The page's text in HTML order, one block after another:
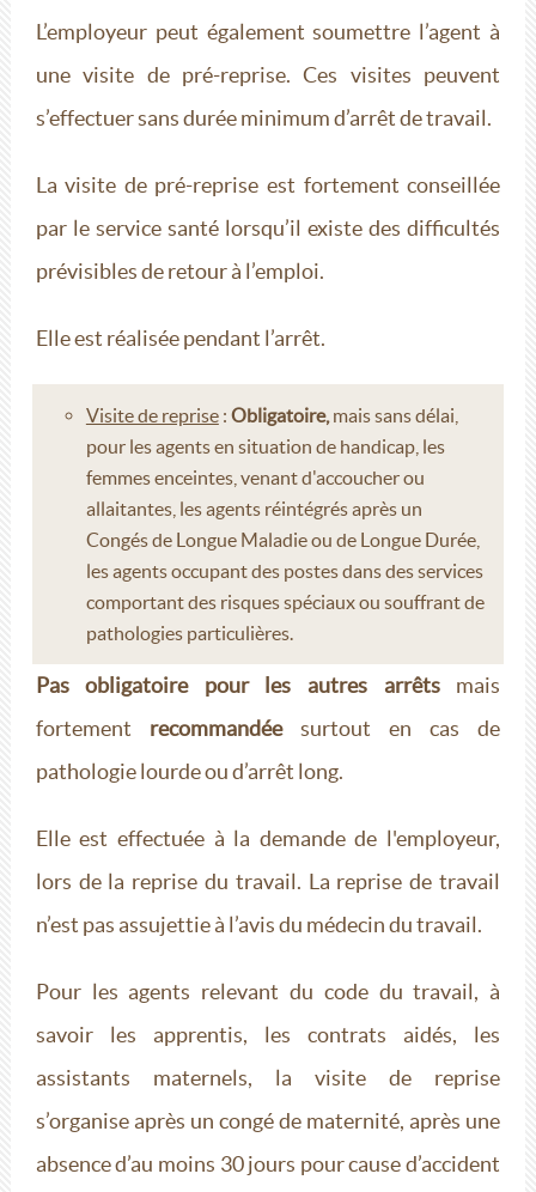
L’employeur peut également soumettre l’agent à
une visite de pré-reprise. Ces visites peuvent
s’effectuer sans durée minimum d’arrêt de travail.
La visite de pré-reprise est fortement conseillée
par le service santé lorsqu’il existe des difficultés
prévisibles de retour à l’emploi.
Elle est réalisée pendant l’arrêt.
Visite de reprise: Obligatoire,mais sans délai,
pour les agents en situation de handicap, les
femmes enceintes, venant d'accoucher ou
allaitantes, les agents réintégrés après un
Congés de Longue Maladie ou de Longue Durée,
les agents occupant des postes dans des services
comportant des risques spéciaux ou souffrant de
pathologies particulières.
Pas obligatoire pour les autres arrêts mais
fortement recommandéesurtout en cas de
pathologie lourde ou d’arrêt long.
Elle est effectuée à la demande de l'employeur,
lors de la reprise du travail. La reprise de travail
n’est pas assujettie à l’avis du médecin du travail.
Pour les agents relevant du code du travail, à
savoir les apprentis, les contrats aidés, les
assistants maternels, la visite de reprise
s’organise après un congé de maternité, après une
absence d’au moins 30 jours pour cause d’accident